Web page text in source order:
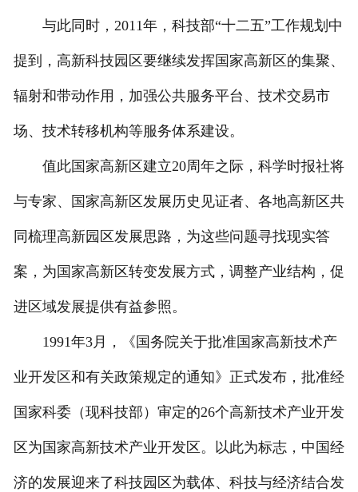
与此同时，2011年，科技部“十二五”工作规划中
提到，高新科技园区要继续发挥国家高新区的集聚、
辐射和带动作用，加强公共服务平台、技术交易市
场、技术转移机构等服务体系建设。
值此国家高新区建立20周年之际，科学时报社将
与专家、国家高新区发展历史见证者、各地高新区共
同梳理高新园区发展思路，为这些问题寻找现实答
案，为国家高新区转变发展方式，调整产业结构，促
进区域发展提供有益参照。
1991年3月，《国务院关于批准国家高新技术产
业开发区和有关政策规定的通知》正式发布，批准经
国家科委（现科技部）审定的26个高新技术产业开发
区为国家高新技术产业开发区。以此为标志，中国经
济的发展迎来了科技园区为载体、科技与经济结合发